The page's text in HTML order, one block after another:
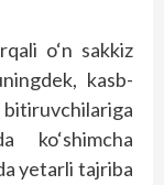
o‘n sakkiz
kasb-
ko‘shimcha
yetarli tajriba